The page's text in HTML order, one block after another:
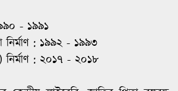
- ১৯৯১
নির্মাণ : ১৯৯২ - ১৯৯৩
: ২০১৭ - ২০১৮